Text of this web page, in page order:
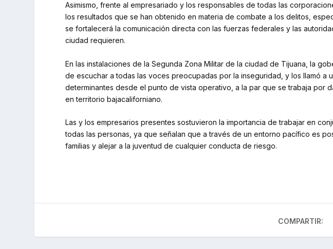
Asimismo, frente al empresariado y los responsables de todas las
los resultados que se han obtenido en materia de combate a los delitos,
se fortalecerá la comunicación directa con las fuerzas federales y las
ciudad requieren.
En las instalaciones de la Segunda Zona Militar de la ciudad de Tijuana, la
de escuchar a todas las voces preocupadas por la inseguridad, y los llamó
determinantes desde el punto de vista operativo, a la par que se trabaja por
en territorio bajacaliforniano.
Las y los empresarios presentes sostuvieron la importancia de trabajar en
todas las personas, ya que señalan que a través de un entorno pacífico es
familias y alejar a la juventud de cualquier conducta de riesgo.
COMPARTIR: